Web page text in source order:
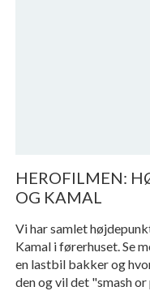
HEROFILMEN:
OG KAMAL
Vi har samlet
Kamal i førerhuset. Se
en lastbil bakker og
den og vil det "smash or